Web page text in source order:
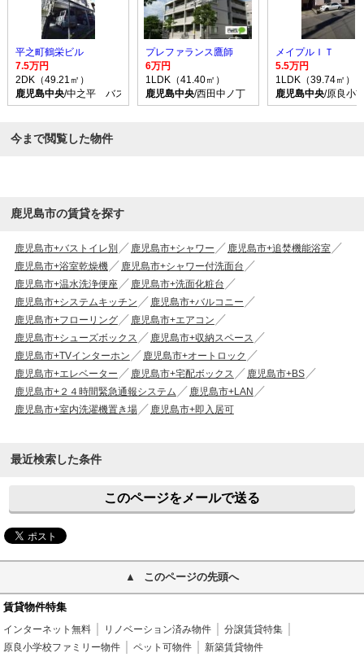
平之町鶴栄ビル
7.5万円
2DK（49.21㎡）
鹿児島中央/中之平 バス乗車時間15分 停歩3分
プレファランス鷹師
6万円
1LDK（41.40㎡）
鹿児島中央/西田中ノ丁 バス乗車時間6分 停歩
メイプルＩＴ
5.5万円
1LDK（39.74㎡）
鹿児島中央/原良小
今まで閲覧した物件
鹿児島市の賃貸を探す
鹿児島市+バストイレ別 鹿児島市+シャワー
鹿児島市+追焚機能浴室
鹿児島市+浴室乾燥機
鹿児島市+シャワー付洗面台
鹿児島市+温水洗浄便座
鹿児島市+洗面化粧台
鹿児島市+システムキッチン
鹿児島市+バルコニー
鹿児島市+フローリング
鹿児島市+エアコン
鹿児島市+シューズボックス
鹿児島市+収納スペース
鹿児島市+TVインターホン
鹿児島市+オートロック
鹿児島市+エレベーター
鹿児島市+宅配ボックス
鹿児島市+BS
鹿児島市+２４時間緊急通報システム
鹿児島市+LAN
鹿児島市+室内洗濯機置き場
鹿児島市+即入居可
最近検索した条件
このページをメールで送る
このページの先頭へ
賃貸物件特集
インターネット無料 リノベーション済み物件
分譲賃貸特集
原良小学校ファミリー物件
ペット可物件 新築賃貸物件